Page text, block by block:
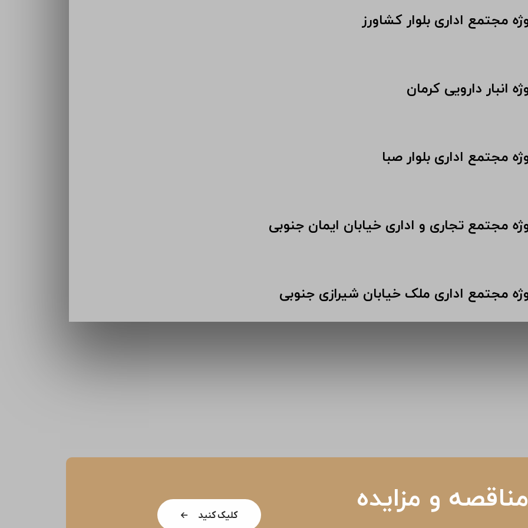
مجتمع اداری بلوار کشاورز
انبار دارویی کرمان
مجتمع اداری بلوار صبا
مجتمع تجاری و اداری خیابان ایمان جنوبی
مجتمع اداری ملک خیابان شیرازی جنوبی
و مزایده
کلیک کنید